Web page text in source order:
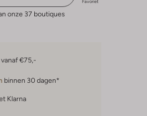
Favoriet
onze 37 boutiques
vanaf €75,-
binnen 30 dagen*
Klarna